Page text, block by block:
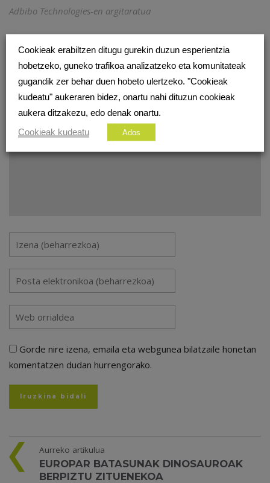
Adbibo Technologies-en argitaratua
UTZI ERANTZUN BAT
Zure e-posta helbidea ez da argitaratuko.
markatuta daude
Gorde nire izena, emaila eta webgunea bilatzaile honetan
komentatzen dudan hurrengorako.
Aurreko artikulua
EUROPAR BATASUNAK DINOSAUROAK
BERPIZTU ZITUENEKOA
Cookieak erabiltzen ditugu gurekin duzun esperientzia
hobetzeko, guneko trafikoa analizatzeko eta komunitateak
gugandik zer behar duen hobeto ulertzeko. "Cookieak
kudeatu" aukeraren bidez, onartu nahi dituzun cookieak
aukera ditzakezu, edo denak onartu.
Cookieak kudeatu
Ados